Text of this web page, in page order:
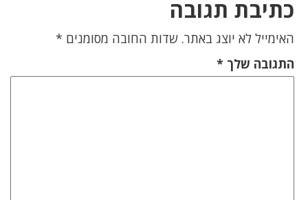
כתיבת תגובה
האימייל לא יוצג באתר. שדות החובה מסומנים *
התגובה שלך *